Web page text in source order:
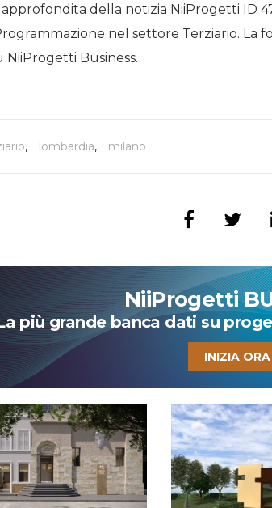
approfondita della notizia NiiProgetti ID
nel settore Terziario. La
NiiProgetti Business.
, lombardia, milano
NiiProgetti
più grande banca dati su
INIZIA ORA